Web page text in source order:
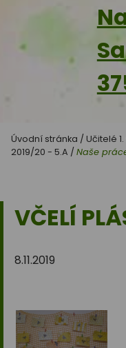
Úvodní stránka / Učitelé
2019/20 - 5.A / Naše
VČELÍ
8.11.2019